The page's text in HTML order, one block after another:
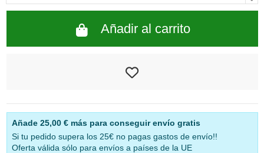
Añadir al carrito
Añade 25,00 €más para conseguir envío gratis
Si tu pedido supera los 25€ no pagas gastos de envío!!
Oferta válida sólo para envíos a países de la UE